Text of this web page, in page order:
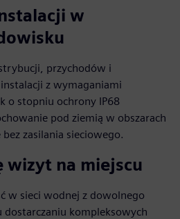
w
przychodów i
z wymaganiami
stopniu ochrony IP68
pod ziemią w obszarach
zasilania sieciowego.
wizyt na miejscu
w sieci wodnej z dowolnego
dostarczaniu kompleksowych